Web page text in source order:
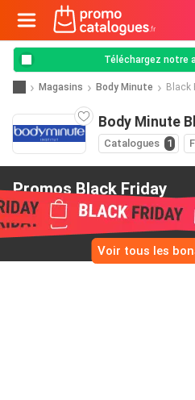
Téléchargez notre
Magasins Body Minute Black
Body Minute
Catalogues 1
Promos Black Friday
de Body Minute
Voir tous les